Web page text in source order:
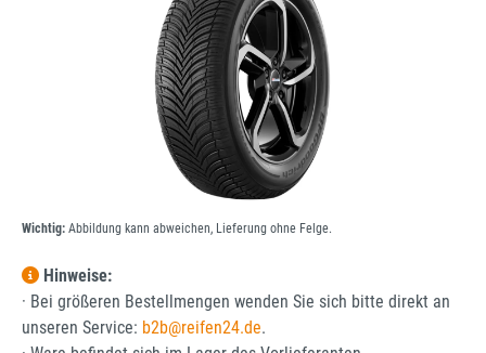
Wichtig: Abbildung kann abweichen, Lieferung ohne Felge.
Hinweise:
· Bei größeren Bestellmengen wenden Sie sich bitte direkt an
unseren Service: b2b@reifen24.de.